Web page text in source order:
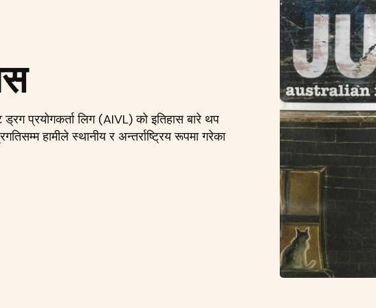
प्रयोगकर्ता लिग (AIVL) को इतिहास बारे थप
हामीले स्थानीय र अन्तर्राष्ट्रिय रूपमा गरेका